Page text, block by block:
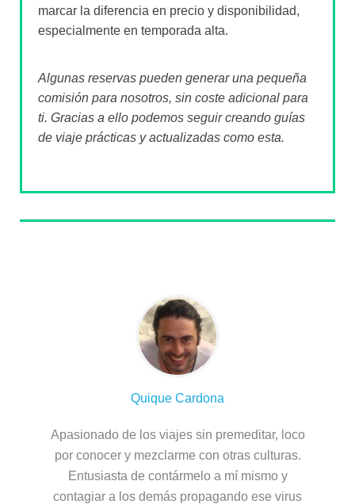
marcar la diferencia en precio y disponibilidad,
especialmente en temporada alta.
Algunas reservas pueden generar una pequeña
comisión para nosotros, sin coste adicional para
ti. Gracias a ello podemos seguir creando guías
de viaje prácticas y actualizadas como esta.
Quique Cardona
Apasionado de los viajes sin premeditar, loco
por conocer y mezclarme con otras culturas.
Entusiasta de contármelo a mí mismo y
contagiar a los demás propagando ese virus